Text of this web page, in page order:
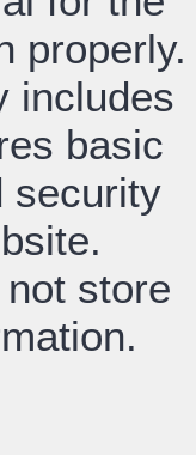
properly.
includes
basic
security
store